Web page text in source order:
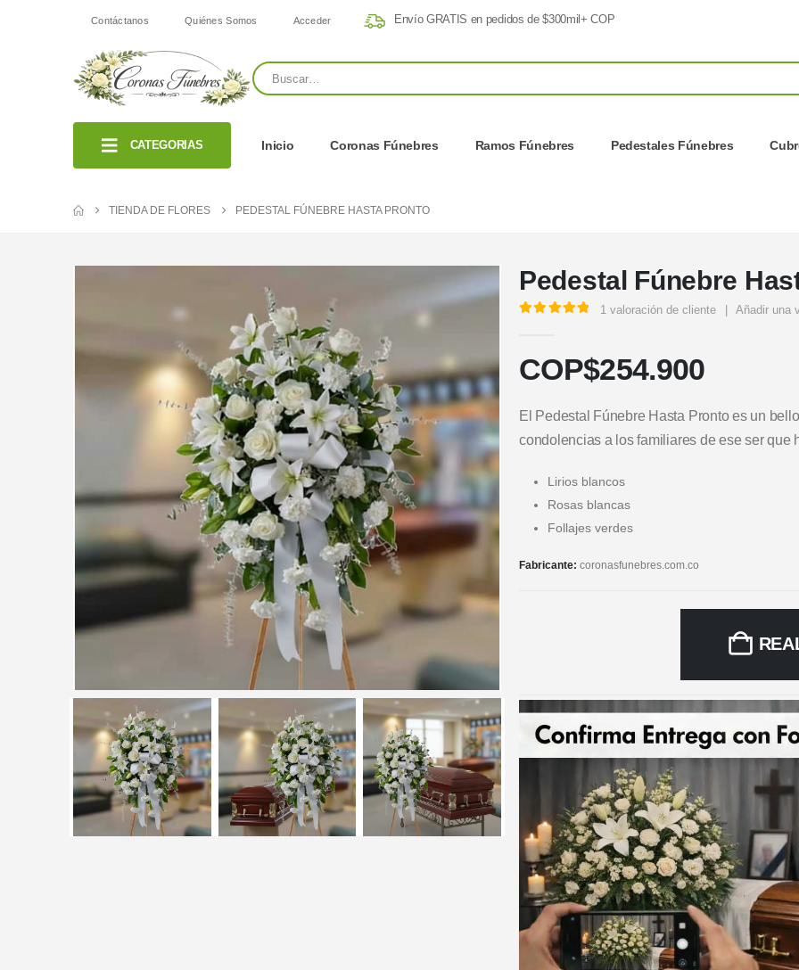
Contáctanos Quiénes Somos Acceder Envío GRATIS en pedidos de $300mil+ COP
CATEGORIAS Inicio Coronas Fúnebres Ramos Fúnebres Pedestales Fúnebres
TIENDA DE FLORES PEDESTAL FÚNEBRE HASTA PRONTO
Pedestal Fúnebre
1 valoración de cliente Añadir una
COP$254.900
El Pedestal Fúnebre Hasta Pronto es un
condolencias a los familiares de ese ser que
Lirios blancos
Rosas blancas
Follajes verdes
Fabricante: coronasfunebres.com.co